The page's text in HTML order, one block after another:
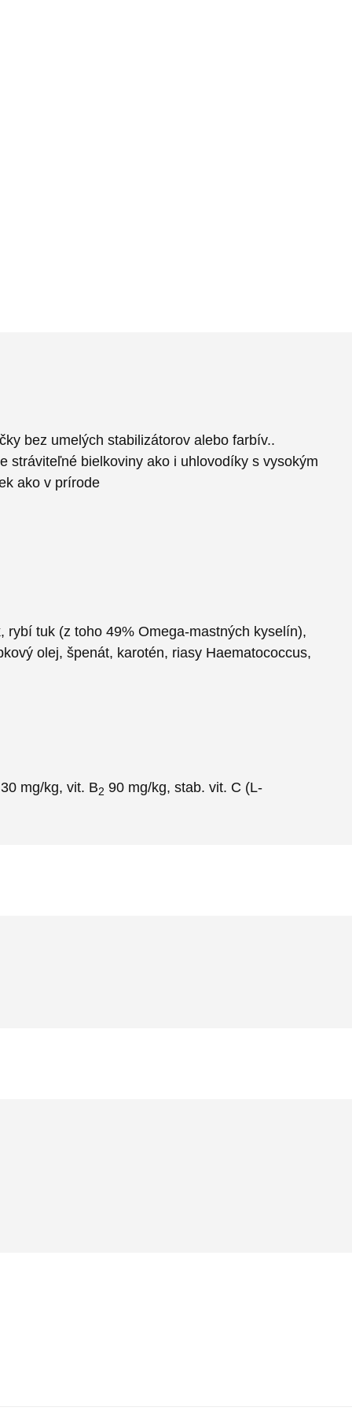
bez umelých stabilizátorov alebo farbív..
stráviteľné bielkoviny ako i uhlovodíky s vysokým
ako v prírode
tuk (z toho 49% Omega-mastných kyselín),
olej, špenát, karotén, riasy Haematococcus,
mg/kg, vit. B2 90 mg/kg, stab. vit. C (L-